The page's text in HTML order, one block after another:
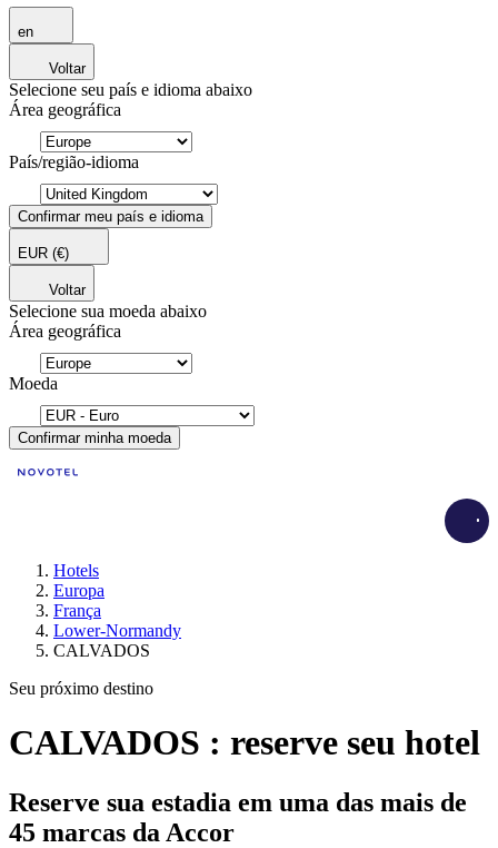
en
Voltar
Selecione seu país e idioma abaixo
Área geográfica
País/região-idioma
Confirmar meu país e idioma
EUR (€)
Voltar
Selecione sua moeda abaixo
Área geográfica
Moeda
Confirmar minha moeda
Hotels
Europa
França
Lower-Normandy
CALVADOS
Seu próximo destino
CALVADOS : reserve seu hotel
Reserve sua estadia em uma das mais de
45 marcas da Accor